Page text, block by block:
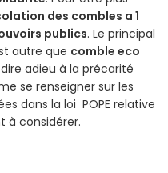
des combles a 1
publics. Le principal
autre que comble eco
adieu à la précarité
se renseigner sur les
dans la loi POPE relative
à considérer.